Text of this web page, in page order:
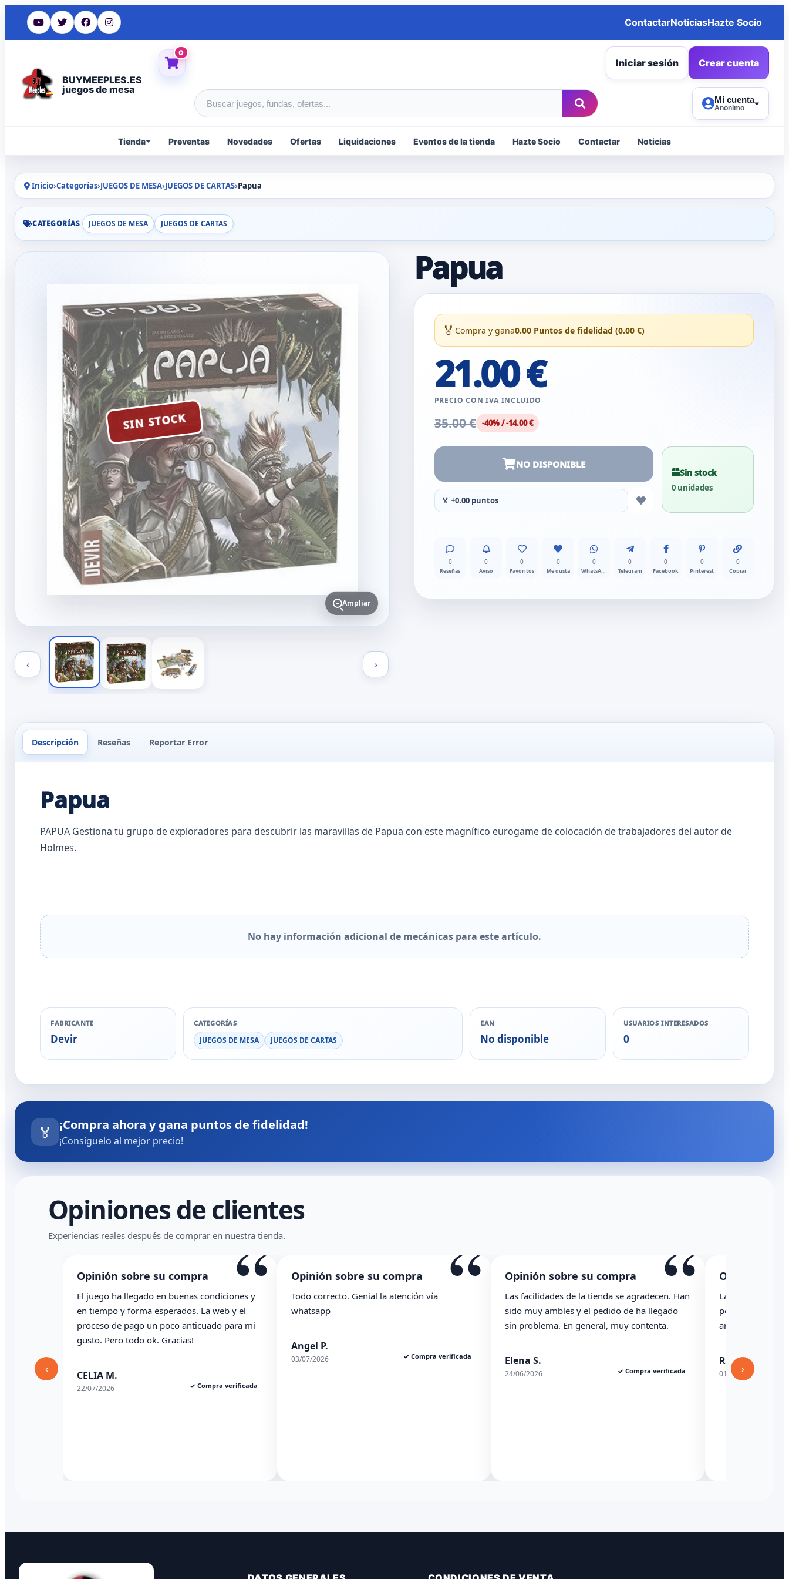
ContactarNoticiasHazte Socio
BUYMEEPLES.ES
juegos de mesa
0
Iniciar sesión Crear cuenta
Buscar productos
Mi cuenta
Anónimo
Tienda Preventas Novedades Ofertas Liquidaciones Eventos de la tienda Hazte Socio Contactar Noticias
Inicio›Categorías›JUEGOS DE MESA›JUEGOS DE CARTAS›Papua
CATEGORÍAS JUEGOS DE MESA JUEGOS DE CARTAS
SIN STOCK
Ampliar
‹ ›
Papua
🏅 Compra y gana0.00 Puntos de fidelidad (0.00 €)
21.00 €
PRECIO CON IVA INCLUIDO
35.00 € -40% / -14.00 €
NO DISPONIBLE
🏅 +0.00 puntos
Sin stock
0 unidades
0
Reseñas
0
Aviso
0
Favoritos
0
Me gusta
0
WhatsApp
0
Telegram
0
Facebook
0
Pinterest
0
Copiar
Descripción Reseñas Reportar Error
Papua
PAPUA Gestiona tu grupo de exploradores para descubrir las maravillas de Papua con este magnífico eurogame de colocación de trabajadores del autor de
Holmes.
No hay información adicional de mecánicas para este artículo.
FABRICANTE
Devir
CATEGORÍAS
JUEGOS DE MESA JUEGOS DE CARTAS
EAN
No disponible
USUARIOS INTERESADOS
0
🏅 ¡Compra ahora y gana puntos de fidelidad!
¡Consíguelo al mejor precio!
Opiniones de clientes
Experiencias reales después de comprar en nuestra tienda.
‹
“
Opinión sobre su compra
El juego ha llegado en buenas condiciones y
en tiempo y forma esperados. La web y el
proceso de pago un poco anticuado para mi
gusto. Pero todo ok. Gracias!
CELIA M.
22/07/2026 ✓ Compra verificada
“
Opinión sobre su compra
Todo correcto. Genial la atención vía
whatsapp
Angel P.
03/07/2026 ✓ Compra verificada
“
Opinión sobre su compra
Las facilidades de la tienda se agradecen. Han
sido muy ambles y el pedido de ha llegado
sin problema. En general, muy contenta.
Elena S.
24/06/2026 ✓ Compra verificada
Opinión sobre
La caja ha llegado
podría haber
anterioridad
Rexesito
01/06/2026 ›